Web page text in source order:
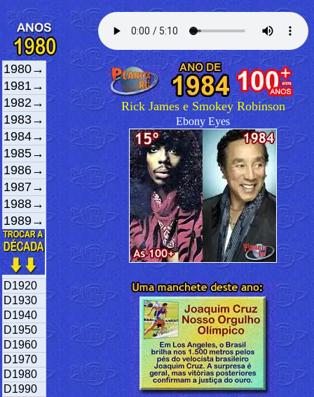
1980→
1981→
1982→
1983→
1984→
1985→
1986→
1987→
1988→
1989→
D1920
D1930
D1940
D1950
D1960
D1970
D1980
D1990
Rick James e Smokey Robinson
Ebony Eyes